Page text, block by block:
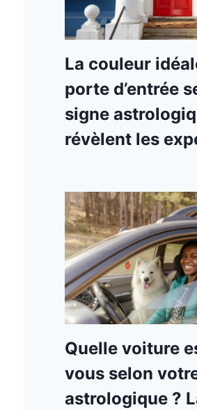
La couleur
porte d’entrée
signe
révèlent les
Quelle voiture
vous selon
astrologique ?